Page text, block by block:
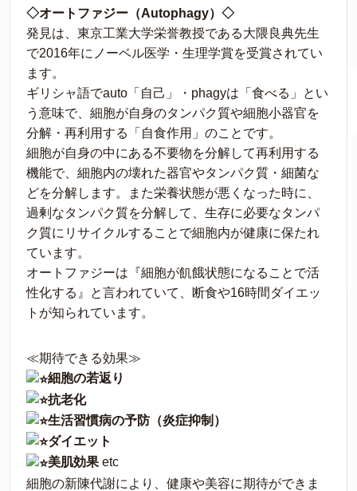
◇オートファジー（Autophagy）◇
発見は、東京工業大学栄誉教授である大隈良典先生
で2016年にノーベル医学・生理学賞を受賞されてい
ます。
ギリシャ語でauto「自己」・phagyは「食べる」とい
う意味で、細胞が自身のタンパク質や細胞小器官を
分解・再利用する「自食作用」のことです。
細胞が自身の中にある不要物を分解して再利用する
機能で、細胞内の壊れた器官やタンパク質・細菌な
どを分解します。また栄養状態が悪くなった時に、
過剰なタンパク質を分解して、生存に必要なタンパ
ク質にリサイクルすることで細胞内が健康に保たれ
ています。
オートファジーは『細胞が飢餓状態になることで活
性化する』と言われていて、断食や16時間ダイエッ
トが知られています。
≪期待できる効果≫
細胞の若返り
抗老化
生活習慣病の予防（炎症抑制）
ダイエット
美肌効果 etc
細胞の新陳代謝により、健康や美容に期待ができま